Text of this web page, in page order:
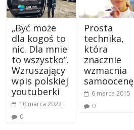
„Być może
dla kogoś to
nic. Dla mnie
to wszystko”.
Wzruszający
wpis polskiej
youtuberki
10 marca 2022
0
Prosta
technika,
która
znacznie
wzmacnia
samoocenę
6 marca 2015
0